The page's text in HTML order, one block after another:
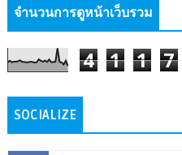
จำนวนการดูหน้าเว็บรวม
4 1 1 7
SOCIALIZE